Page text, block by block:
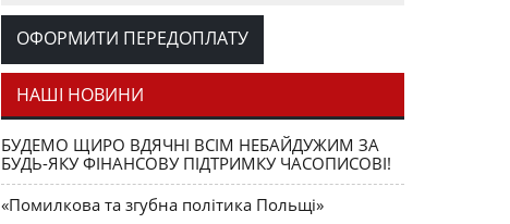
почути непочутий голос
СПОМИНИ Костянтин Романчук Моя війна
Спогади солдата
9 травня –
день пам’яті про окупацію
СОЦІОЕКОЛОГІЯ Зиновія Служинська,Олександра
СлужинськаПро Левів, Шакалів і Верблюдів.
ОФОРМИТИ ПЕРЕДОПЛАТУ
НАШІ НОВИНИ
БУДЕМО ЩИРО ВДЯЧНІ ВСІМ НЕБАЙДУЖИМ ЗА
БУДЬ-ЯКУ ФІНАНСОВУ ПІДТРИМКУ ЧАСОПИСОВІ!
«Помилкова та згубна політика Польщі»